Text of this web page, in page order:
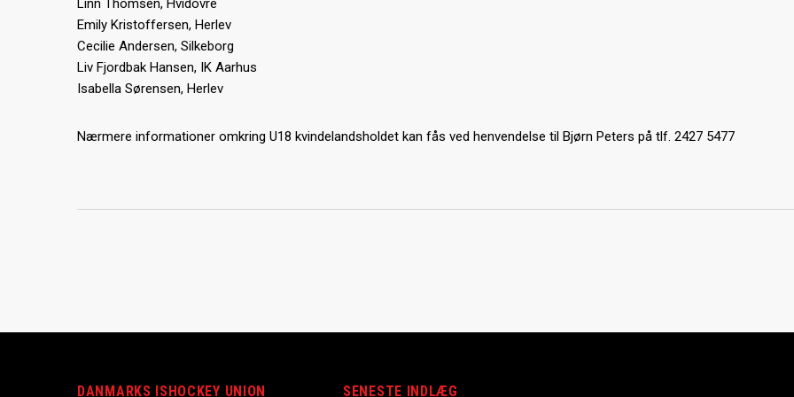
Linn Thomsen, Hvidovre
Emily Kristoffersen, Herlev
Cecilie Andersen, Silkeborg
Liv Fjordbak Hansen, IK Aarhus
Isabella Sørensen, Herlev
Nærmere informationer omkring U18 kvindelandsholdet kan fås ved henvendelse til Bjørn Peters på tlf. 2427 5477
DANMARKS ISHOCKEY UNION SENESTE INDLÆG